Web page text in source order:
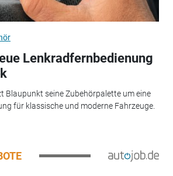
Lenkradfernbedienung
Blaupunkt seine Zubehörpalette um eine
für klassische und moderne Fahrzeuge.